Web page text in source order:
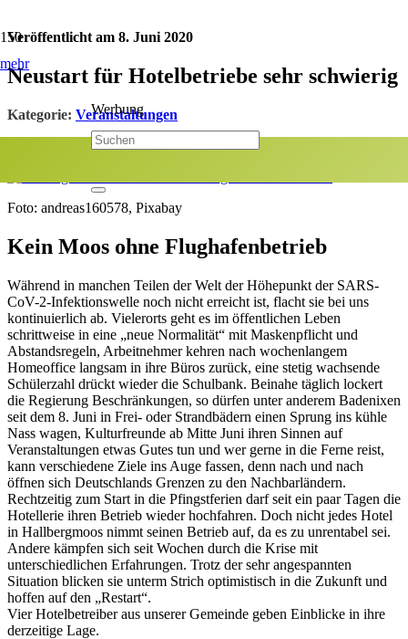
mehr
Werbung
Veröffentlicht am 8. Juni 2020
Neustart für Hotelbetriebe sehr schwierig
Kategorie: Veranstaltungen
Foto: andreas160578, Pixabay
Kein Moos ohne Flughafenbetrieb
Während in manchen Teilen der Welt der Höhepunkt der SARS-
CoV-2-Infektionswelle noch nicht erreicht ist, flacht sie bei uns
kontinuierlich ab. Vielerorts geht es im öffentlichen Leben
schrittweise in eine „neue Normalität“ mit Maskenpflicht und
Abstandsregeln, Arbeitnehmer kehren nach wochenlangem
Homeoffice langsam in ihre Büros zurück, eine stetig wachsende
Schülerzahl drückt wieder die Schulbank. Beinahe täglich lockert
die Regierung Beschränkungen, so dürfen unter anderem Badenixen
seit dem 8. Juni in Frei- oder Strandbädern einen Sprung ins kühle
Nass wagen, Kulturfreunde ab Mitte Juni ihren Sinnen auf
Veranstaltungen etwas Gutes tun und wer gerne in die Ferne reist,
kann verschiedene Ziele ins Auge fassen, denn nach und nach
öffnen sich Deutschlands Grenzen zu den Nachbarländern.
Rechtzeitig zum Start in die Pfingstferien darf seit ein paar Tagen die
Hotellerie ihren Betrieb wieder hochfahren. Doch nicht jedes Hotel
in Hallbergmoos nimmt seinen Betrieb auf, da es zu unrentabel sei.
Andere kämpfen sich seit Wochen durch die Krise mit
unterschiedlichen Erfahrungen. Trotz der sehr angespannten
Situation blicken sie unterm Strich optimistisch in die Zukunft und
hoffen auf den „Restart“.
Vier Hotelbetreiber aus unserer Gemeinde geben Einblicke in ihre
derzeitige Lage.